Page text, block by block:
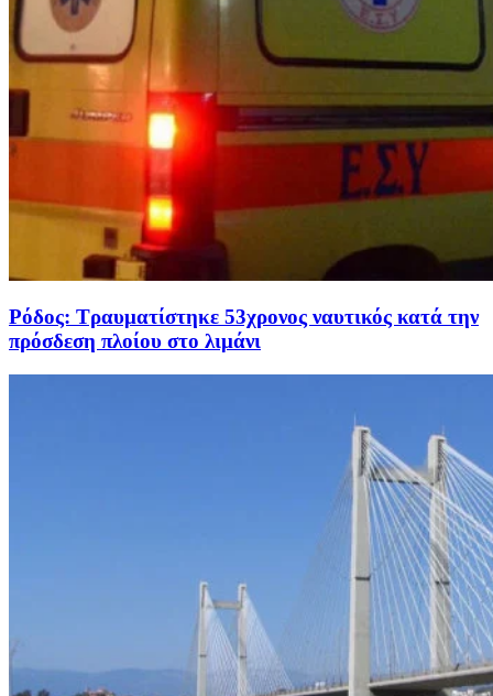
Ρόδος: Τραυματίστηκε 53χρονος ναυτικός κατά την
πρόσδεση πλοίου στο λιμάνι